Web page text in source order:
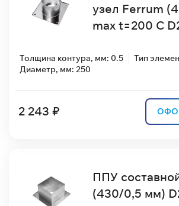
узел Ferrum
max t=200 C
Толщина контура, мм: 0.5
Тип
Диаметр, мм: 250
2 243 ₽
ППУ
(430/0,5 мм)